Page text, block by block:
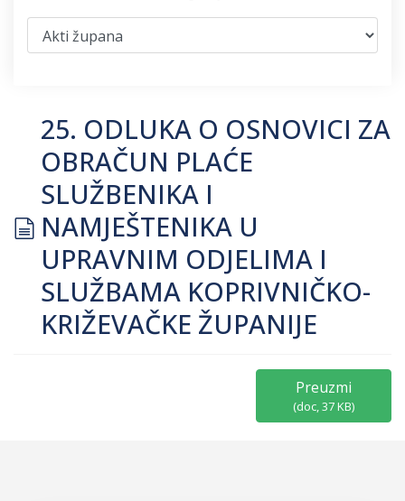
document
25. ODLUKA O OSNOVICI ZA
OBRAČUN PLAĆE
SLUŽBENIKA I
NAMJEŠTENIKA U
UPRAVNIM ODJELIMA I
SLUŽBAMA KOPRIVNIČKO-
KRIŽEVAČKE ŽUPANIJE
Preuzmi
(doc,37 KB)